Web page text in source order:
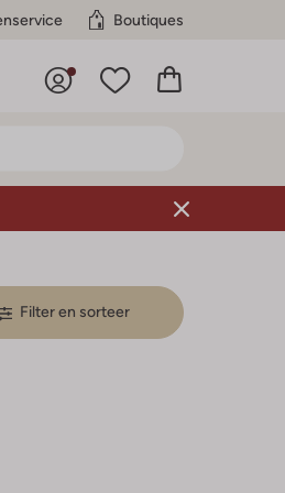
Boutiques
Filter en sorteer